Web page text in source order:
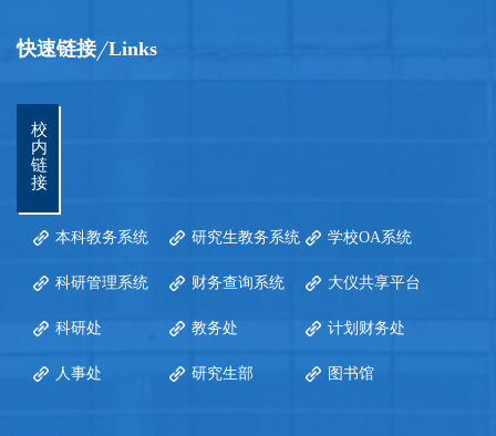
快速链接 Links
校
内
链
接
本科教务系统 研究生教务系统 学校OA系统
科研管理系统 财务查询系统 大仪共享平台
科研处 教务处 计划财务处
人事处 研究生部 图书馆